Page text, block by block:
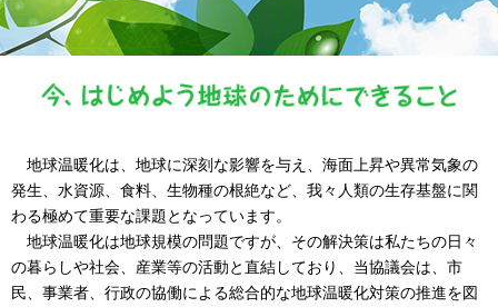
地球温暖化は、地球に深刻な影響を与え、海面上昇や異常気象の
発生、水資源、食料、生物種の根絶など、我々人類の生存基盤に関
わる極めて重要な課題となっています。
地球温暖化は地球規模の問題ですが、その解決策は私たちの日々
の暮らしや社会、産業等の活動と直結しており、当協議会は、市
民、事業者、行政の協働による総合的な地球温暖化対策の推進を図